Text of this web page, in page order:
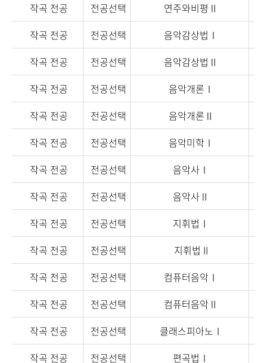
작곡 전공
전공선택 연주와비평Ⅱ
작곡 전공
전공선택 음악감상법Ⅰ
작곡 전공
전공선택 음악감상법Ⅱ
작곡 전공
전공선택 음악개론Ⅰ
작곡 전공
전공선택 음악개론Ⅱ
작곡 전공
전공선택 음악미학Ⅰ
작곡 전공
전공선택 음악사Ⅰ
작곡 전공
전공선택 음악사Ⅱ
작곡 전공
전공선택 지휘법Ⅰ
작곡 전공
전공선택 지휘법 II
작곡 전공
전공선택 컴퓨터음악Ⅰ
작곡 전공
전공선택 컴퓨터음악Ⅱ
작곡 전공
전공선택 클래스피아노Ⅰ
작곡 전공
전공선택 편곡법Ⅰ